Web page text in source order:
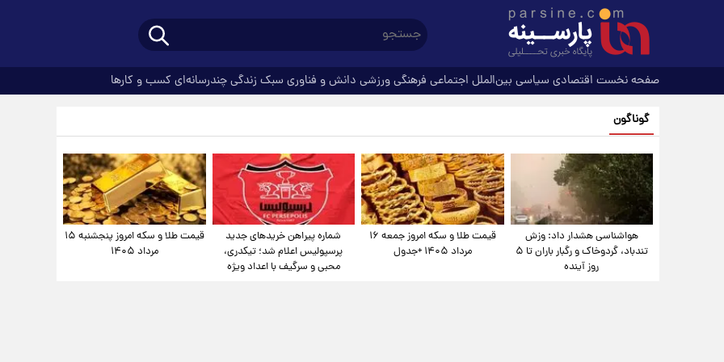
صفحه نخست اقتصادی سیاسی بین‌الملل اجتماعی فرهنگیورزشی دانش و فناوری سبک زندگیچندرسانه‌ای کسب و کارها
گوناگون
هواشناسی هشدار داد: وزش
تندباد، گردوخاک و رگبار باران تا ۵
روز آینده
قیمت طلا و سکه امروز جمعه ۱۶
مرداد ۱۴۰۵ +جدول
شماره پیراهن خریدهای جدید
پرسپولیس اعلام شد؛ تیکدری،
محبی و سرگیف با اعداد ویژه
قیمت طلا و سکه امروز پنجشنبه ۱۵
مرداد ۱۴۰۵